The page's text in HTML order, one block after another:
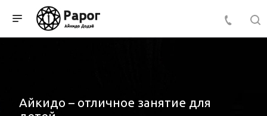
Айкидо – отличное занятие для